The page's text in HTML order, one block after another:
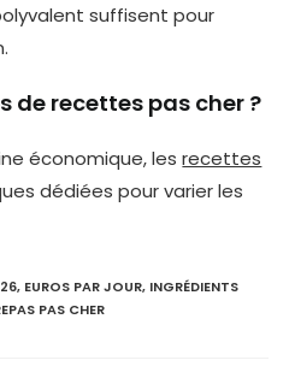
suffisent pour
de recettes pas cher ?
économique, lesrecettes
dédiées pour varier les
, EUROS PAR JOUR, INGRÉDIENTS
PAS CHER